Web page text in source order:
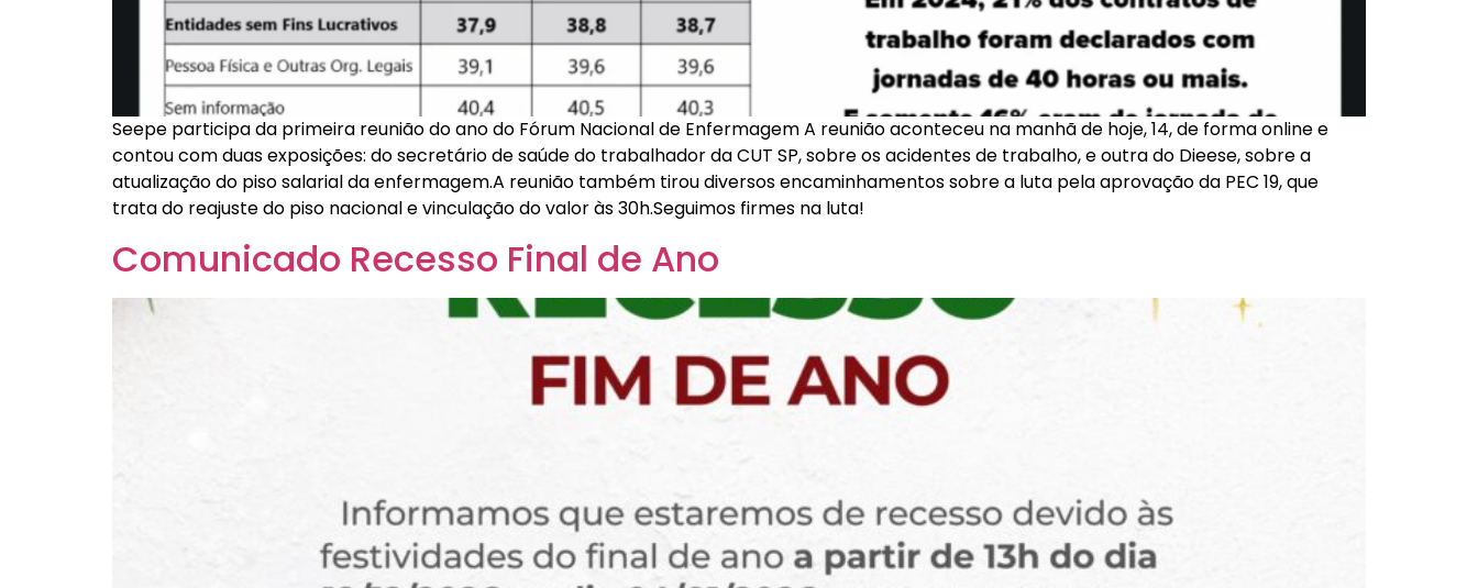
Seepe participa da primeira reunião do ano do Fórum Nacional de Enfermagem A reunião aconteceu na manhã de hoje, 14, de forma online e
contou com duas exposições: do secretário de saúde do trabalhador da CUT SP, sobre os acidentes de trabalho, e outra do Dieese, sobre a
atualização do piso salarial da enfermagem.A reunião também tirou diversos encaminhamentos sobre a luta pela aprovação da PEC 19, que
trata do reajuste do piso nacional e vinculação do valor às 30h.Seguimos firmes na luta!
Comunicado Recesso Final de Ano